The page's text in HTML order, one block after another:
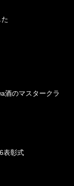
酒のマスタークラ
表彰式